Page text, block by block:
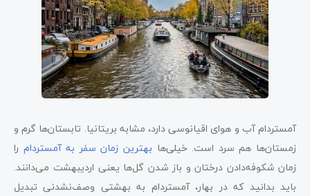
آمستردام آب و هوای اقیانوسی دارد، مشابه بریتانیا. تابستان‌ها گرم و
زمستان‌ها هم سرد است. خیلی‌ها بهترین زمان سفر به آمستردام را
زمان شکوفه‌دادن درختان و باز شدن گل‌ها یعنی اردیبهشت می‌دانند.
باید بدانید که در بهار، آمستردام به بهشتی وصف‌نشدنی تبدیل